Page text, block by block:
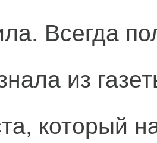
Всегда
из
который